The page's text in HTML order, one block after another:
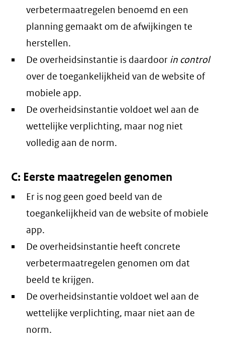
verbetermaatregelen benoemd en een
planning gemaakt om de afwijkingen te
herstellen.
De overheidsinstantie is daardoor in control
over de toegankelijkheid van de website of
mobiele app.
De overheidsinstantie voldoet wel aan de
wettelijke verplichting, maar nog niet
volledig aan de norm.
C: Eerste maatregelen genomen
Er is nog geen goed beeld van de
toegankelijkheid van de website of mobiele
app.
De overheidsinstantie heeft concrete
verbetermaatregelen genomen om dat
beeld te krijgen.
De overheidsinstantie voldoet wel aan de
wettelijke verplichting, maar niet aan de
norm.